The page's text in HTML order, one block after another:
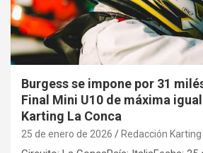
Burgess se impone por 31
Final Mini U10 de máxima
Karting La Conca
25 de enero de 2026 Redacción